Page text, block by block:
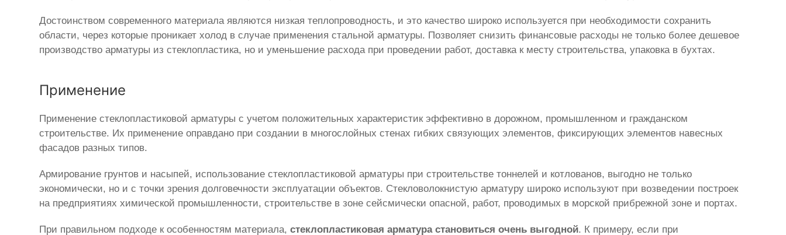
Достоинством современного материала являются низкая теплопроводность, и это качество широко используется при необходимости сохранить
области, через которые проникает холод в случае применения стальной арматуры. Позволяет снизить финансовые расходы не только более дешевое
производство арматуры из стеклопластика, но и уменьшение расхода при проведении работ, доставка к месту строительства, упаковка в бухтах.
Применение
Применение стеклопластиковой арматуры с учетом положительных характеристик эффективно в дорожном, промышленном и гражданском
строительстве. Их применение оправдано при создании в многослойных стенах гибких связующих элементов, фиксирующих элементов навесных
фасадов разных типов.
Армирование грунтов и насыпей, использование стеклопластиковой арматуры при строительстве тоннелей и котлованов, выгодно не только
экономически, но и с точки зрения долговечности эксплуатации объектов. Стекловолокнистую арматуру широко используют при возведении построек
на предприятиях химической промышленности, строительстве в зоне сейсмически опасной, работ, проводимых в морской прибрежной зоне и портах.
При правильном подходе к особенностям материала,стеклопластиковая арматура становиться очень выгодной. К примеру, если при